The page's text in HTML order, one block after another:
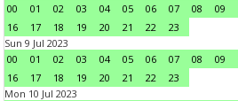
00
01 02 03 04 05 06 07 08 09
16
17 18 19 20 21 22
23
Sun 9 Jul 2023
00
01 02 03 04 05 06 07 08 09
16
17 18 19 20 21 22
23
Mon 10 Jul 2023